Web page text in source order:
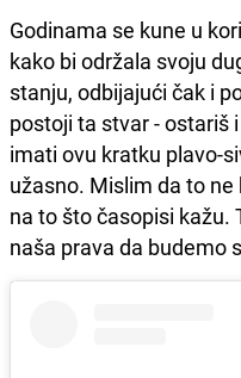
Godinama se kune u
kako bi održala svoju
stanju, odbijajući čak i
postoji ta stvar - ostariš
imati ovu kratku plavo-
užasno. Mislim da to
na to što časopisi kažu.
naša prava da budemo